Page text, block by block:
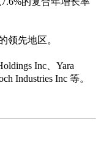
领先地区。
Inc、Yara
Industries Inc 等。